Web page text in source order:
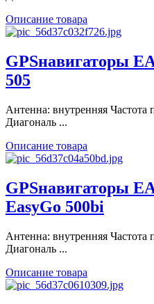
Описание товара
GPSнавигаторы
505
Антенна: внутренняя
Диагональ ...
Описание товара
GPSнавигаторы
EasyGo 500bi
Антенна: внутренняя
Диагональ ...
Описание товара